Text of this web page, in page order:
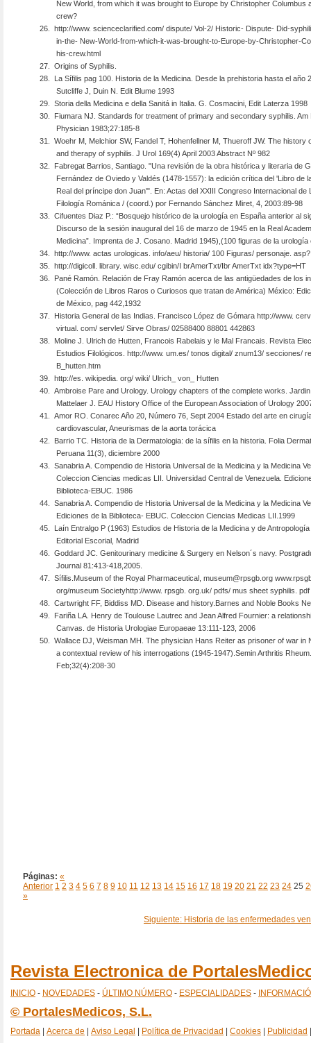
New World, from which it was brought to Europe by Christopher Columbus
crew?
26.
http://www. scienceclarified.com/ dispute/ Vol-2/ Historic- Dispute- Did-
in-the- New-World-from-which-it-was-brought-to-Europe-by-Christopher-
his-crew.html
27.
Origins of Syphilis.
28.
La Sífilis pag 100. Historia de la Medicina. Desde la prehistoria hasta el año
Sutcliffe J, Duin N. Edit Blume 1993
29.
Storia della Medicina e della Sanitá in Italia. G. Cosmacini, Edit Laterza 1998
30.
Fiumara NJ. Standards for treatment of primary and secondary syphilis. Am
Physician 1983;27:185-8
31.
Woehr M, Melchior SW, Fandel T, Hohenfellner M, Thueroff JW. The history
and therapy of syphilis. J Urol 169(4) April 2003 Abstract Nº 982
32.
Fabregat Barrios, Santiago. "Una revisión de la obra histórica y literaria de
Fernández de Oviedo y Valdés (1478-1557): la edición crítica del 'Libro de
Real del príncipe don Juan'". En: Actas del XXIII Congreso Internacional de
Filología Románica / (coord.) por Fernando Sánchez Miret, 4, 2003:89-98
33.
Cifuentes Diaz P.: “Bosquejo histórico de la urología en España anterior al
Discurso de la sesión inaugural del 16 de marzo de 1945 en la Real
Medicina”. Imprenta de J. Cosano. Madrid 1945),(100 figuras de la urología
34.
http://www. actas urologicas. info/aeu/ historia/ 100 Figuras/ personaje.
35.
http://digicoll. library. wisc.edu/ cgibin/I brAmerTxt/Ibr AmerTxt idx?type=HT
36.
Pané Ramón. Relación de Fray Ramón acerca de las antigüedades de los
(Colección de Libros Raros o Curiosos que tratan de América) México:
de México, pag 442,1932
37.
Historia General de las Indias. Francisco López de Gómara http://www.
virtual. com/ servlet/ Sirve Obras/ 02588400 88801 442863
38.
Moline J. Ulrich de Hutten, Francois Rabelais y le Mal Francais. Revista
Estudios Filológicos. http://www. um.es/ tonos digital/ znum13/ secciones/
B_hutten.htm
39.
http://es. wikipedia. org/ wiki/ Ulrich_ von_ Hutten
40.
Ambroise Pare and Urology. Urology chapters of the complete works. Jardin
Mattelaer J. EAU History Office of the European Association of Urology
41.
Amor RO. Conarec Año 20, Número 76, Sept 2004 Estado del arte en
cardiovascular, Aneurismas de la aorta torácica
42.
Barrio TC. Historia de la Dermatologia: de la sífilis en la historia. Folia
Peruana 11(3), diciembre 2000
43.
Sanabria A. Compendio de Historia Universal de la Medicina y la Medicina
Coleccion Ciencias medicas LII. Universidad Central de Venezuela.
Biblioteca-EBUC. 1986
44.
Sanabria A. Compendio de Historia Universal de la Medicina y la Medicina
Ediciones de la Biblioteca- EBUC. Coleccion Ciencias Medicas LII.1999
45.
Laín Entralgo P (1963) Estudios de Historia de la Medicina y de
Editorial Escorial, Madrid
46.
Goddard JC. Genitourinary medicine & Surgery en Nelson´s navy.
Journal 81:413-418,2005.
47.
Sífilis.Museum of the Royal Pharmaceutical, museum@rpsgb.org
org/museum Societyhttp://www. rpsgb. org.uk/ pdfs/ mus sheet syphilis. pdf
48.
Cartwright FF, Biddiss MD. Disease and history.Barnes and Noble Books
49.
Fariña LA. Henry de Toulouse Lautrec and Jean Alfred Fournier: a
Canvas. de Historia Urologiae Europaeae 13:111-123, 2006
50.
Wallace DJ, Weisman MH. The physician Hans Reiter as prisoner of war in
a contextual review of his interrogations (1945-1947).Semin Arthritis
Feb;32(4):208-30
Páginas: «
Anterior 1 2 3 4 5 6 7 8 9 10 11 12 13 14 15 16 17 18 19 20 21 22 23 24 25
»
Siguiente: Historia de las enfermedades
Revista Electronica de
INICIO - NOVEDADES - ÚLTIMO NÚMERO - ESPECIALIDADES -
© PortalesMedicos, S.L.
Portada Acerca de Aviso Legal Política de Privacidad Cookies Publicidad